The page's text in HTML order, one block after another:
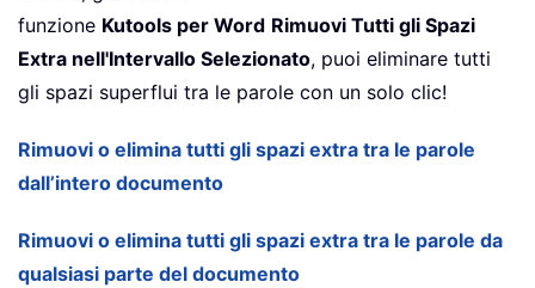
funzione Kutools per Word Rimuovi Tutti gli Spazi
Extra nell'Intervallo Selezionato, puoi eliminare tutti
gli spazi superflui tra le parole con un solo clic!
Rimuovi o elimina tutti gli spazi extra tra le parole
dall’intero documento
Rimuovi o elimina tutti gli spazi extra tra le parole da
qualsiasi parte del documento